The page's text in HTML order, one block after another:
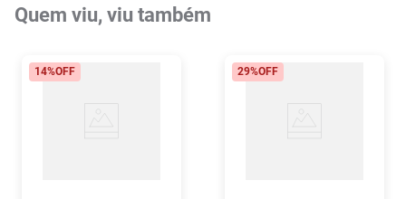
Quem viu, viu também
14%OFF 29%OFF